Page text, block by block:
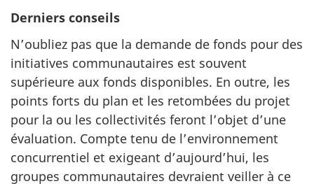
Derniers conseils
N’oubliez pas que la demande de fonds pour des
initiatives communautaires est souvent
supérieure aux fonds disponibles. En outre, les
points forts du plan et les retombées du projet
pour la ou les collectivités feront l’objet d’une
évaluation. Compte tenu de l’environnement
concurrentiel et exigeant d’aujourd’hui, les
groupes communautaires devraient veiller à ce